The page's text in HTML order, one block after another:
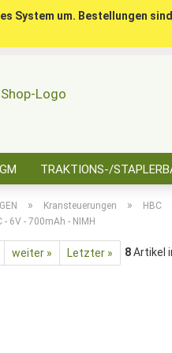
System um. Bestellungen
TRAKTIONS-/
» Kransteuerungen » HBC
6V - 700mAh - NIMH
weiter » Letzter » 8Artikel